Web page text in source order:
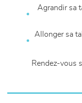
Agrandir sa
Allonger sa
Rendez-vous